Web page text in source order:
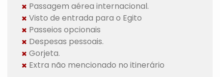
Passagem aérea internacional.
Visto de entrada para o Egito
Passeios opcionais
Despesas pessoais.
Gorjeta.
Extra não mencionado no itinerário